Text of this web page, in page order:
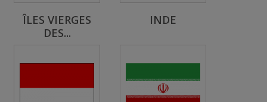
ÎLES VIERGES
DES...
INDE